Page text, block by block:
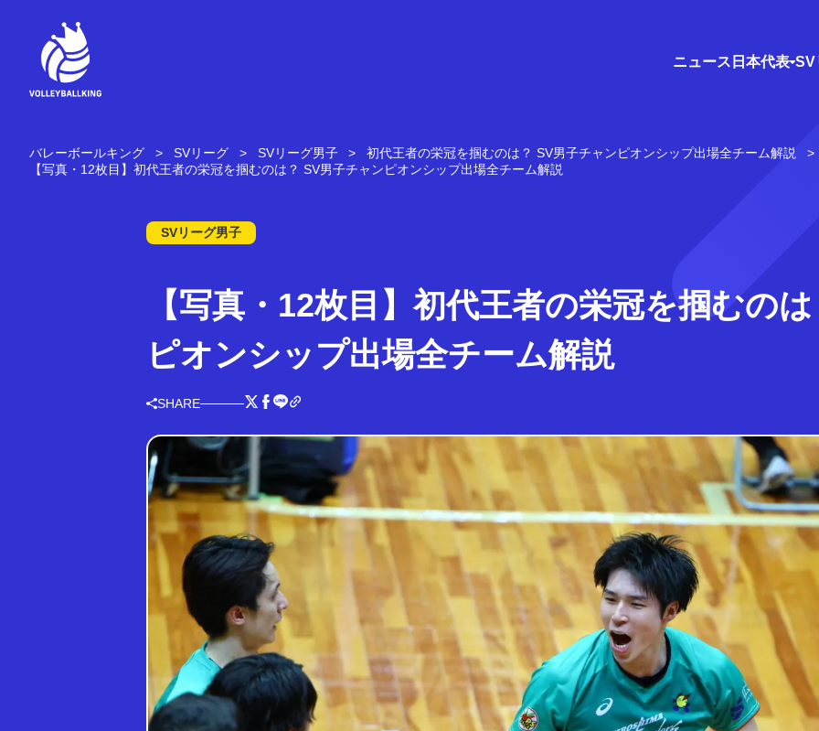
ニュース 日本代表 SV
バレーボールキング SVリーグ SVリーグ男子
初代王者の栄冠を掴むのは？ SV男子チャンピオンシップ出場全チーム解説
【写真・12枚目】初代王者の栄冠を掴むのは？ SV男子チャンピオンシップ出場全チーム解説
SVリーグ男子
【写真・12枚目】初代王者の栄冠を掴むの
ピオンシップ出場全チーム解説
SHARE